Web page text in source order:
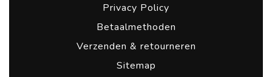
Privacy Policy
Betaalmethoden
Verzenden & retourneren
Sitemap